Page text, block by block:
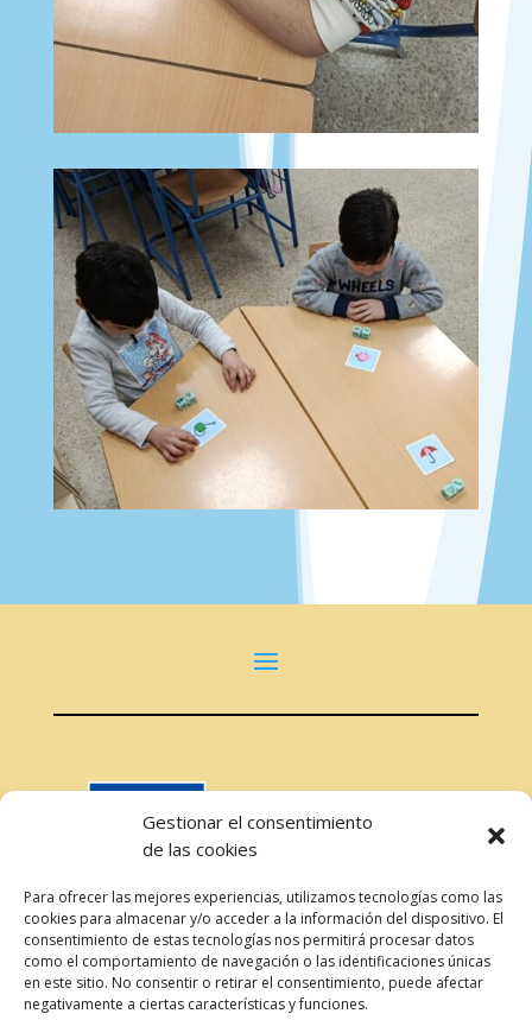
Gestionar el consentimiento
de las cookies
Para ofrecer las mejores experiencias, utilizamos tecnologías como las
cookies para almacenar y/o acceder a la información del dispositivo. El
consentimiento de estas tecnologías nos permitirá procesar datos
como el comportamiento de navegación o las identificaciones únicas
en este sitio. No consentir o retirar el consentimiento, puede afectar
negativamente a ciertas características y funciones.